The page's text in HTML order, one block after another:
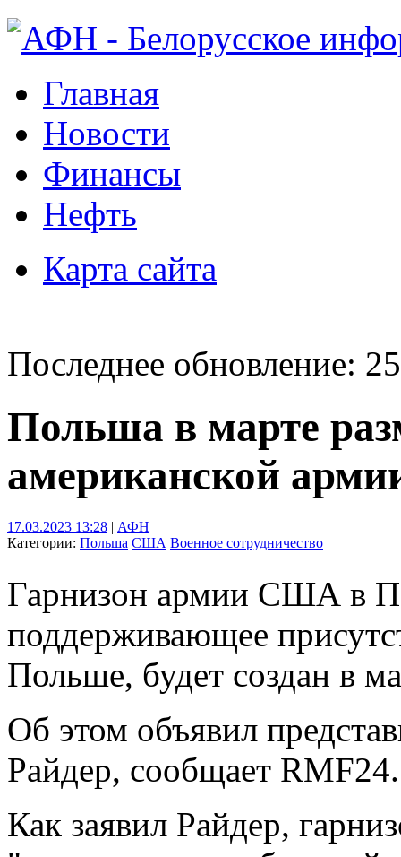
Главная
Новости
Финансы
Нефть
Карта сайта
Последнее обновление:
Польша в марте
американской
17.03.2023 13:28 | АФН
Категории: Польша США Военное сотрудничество
Гарнизон армии США в
поддерживающее
Польше, будет создан в
Об этом объявил
Райдер, сообщает RMF24.
Как заявил Райдер,